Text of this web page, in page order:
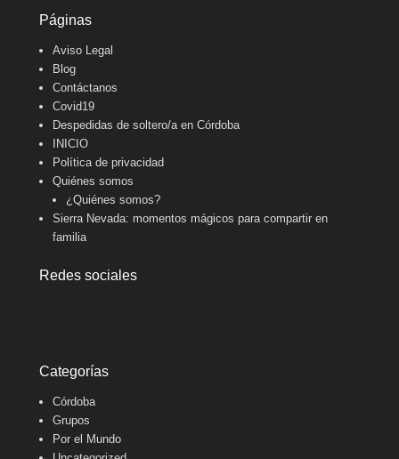
Páginas
Aviso Legal
Blog
Contáctanos
Covid19
Despedidas de soltero/a en Córdoba
INICIO
Política de privacidad
Quiénes somos
¿Quiénes somos?
Sierra Nevada: momentos mágicos para compartir en
familia
Redes sociales
Categorías
Córdoba
Grupos
Por el Mundo